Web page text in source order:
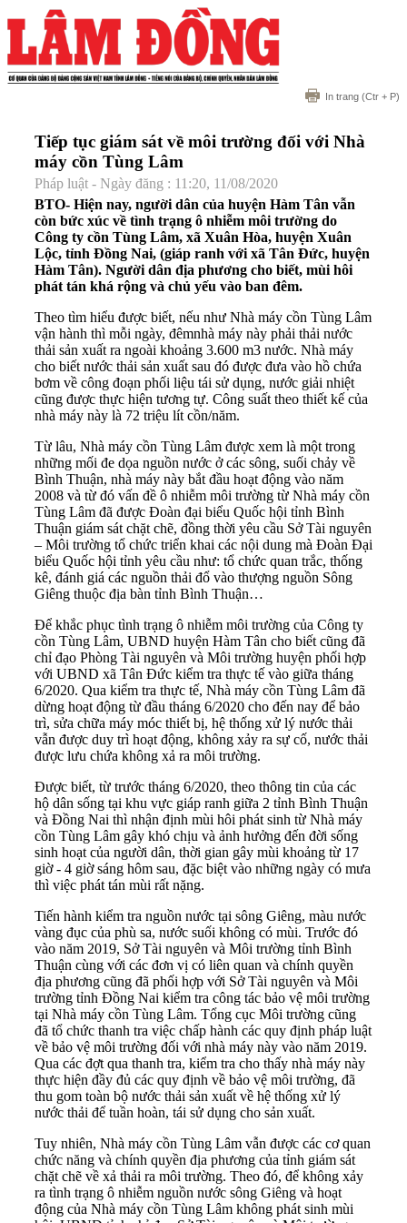
In trang (Ctr + P)
Tiếp tục giám sát về môi trường đối với Nhà
máy cồn Tùng Lâm
Pháp luật - Ngày đăng : 11:20, 11/08/2020
BTO- Hiện nay, người dân của huyện Hàm Tân vẫn
còn bức xúc về tình trạng ô nhiễm môi trường do
Công ty cồn Tùng Lâm, xã Xuân Hòa, huyện Xuân
Lộc, tỉnh Đồng Nai, (giáp ranh với xã Tân Đức, huyện
Hàm Tân). Người dân địa phương cho biết, mùi hôi
phát tán khá rộng và chủ yếu vào ban đêm.
Theo tìm hiểu được biết, nếu như Nhà máy cồn Tùng Lâm
vận hành thì mỗi ngày, đêmnhà máy này phải thải nước
thải sản xuất ra ngoài khoảng 3.600 m3 nước. Nhà máy
cho biết nước thải sản xuất sau đó được đưa vào hồ chứa
bơm về công đoạn phối liệu tái sử dụng, nước giải nhiệt
cũng được thực hiện tương tự. Công suất theo thiết kế của
nhà máy này là 72 triệu lít cồn/năm.
Từ lâu, Nhà máy cồn Tùng Lâm được xem là một trong
những mối đe dọa nguồn nước ở các sông, suối chảy về
Bình Thuận, nhà máy này bắt đầu hoạt động vào năm
2008 và từ đó vấn đề ô nhiễm môi trường từ Nhà máy cồn
Tùng Lâm đã được Đoàn đại biểu Quốc hội tỉnh Bình
Thuận giám sát chặt chẽ, đồng thời yêu cầu Sở Tài nguyên
– Môi trường tổ chức triển khai các nội dung mà Đoàn Đại
biểu Quốc hội tỉnh yêu cầu như: tổ chức quan trắc, thống
kê, đánh giá các nguồn thải đổ vào thượng nguồn Sông
Giêng thuộc địa bàn tỉnh Bình Thuận…
Để khắc phục tình trạng ô nhiễm môi trường của Công ty
cồn Tùng Lâm, UBND huyện Hàm Tân cho biết cũng đã
chỉ đạo Phòng Tài nguyên và Môi trường huyện phối hợp
với UBND xã Tân Đức kiểm tra thực tế vào giữa tháng
6/2020. Qua kiểm tra thực tế, Nhà máy cồn Tùng Lâm đã
dừng hoạt động từ đầu tháng 6/2020 cho đến nay để bảo
trì, sửa chữa máy móc thiết bị, hệ thống xử lý nước thải
vẫn được duy trì hoạt động, không xảy ra sự cố, nước thải
được lưu chứa không xả ra môi trường.
Được biết, từ trước tháng 6/2020, theo thông tin của các
hộ dân sống tại khu vực giáp ranh giữa 2 tỉnh Bình Thuận
và Đồng Nai thì nhận định mùi hôi phát sinh từ Nhà máy
cồn Tùng Lâm gây khó chịu và ảnh hưởng đến đời sống
sinh hoạt của người dân, thời gian gây mùi khoảng từ 17
giờ - 4 giờ sáng hôm sau, đặc biệt vào những ngày có mưa
thì việc phát tán mùi rất nặng.
Tiến hành kiểm tra nguồn nước tại sông Giêng, màu nước
vàng đục của phù sa, nước suối không có mùi. Trước đó
vào năm 2019, Sở Tài nguyên và Môi trường tỉnh Bình
Thuận cùng với các đơn vị có liên quan và chính quyền
địa phương cũng đã phối hợp với Sở Tài nguyên và Môi
trường tỉnh Đồng Nai kiểm tra công tác bảo vệ môi trường
tại Nhà máy cồn Tùng Lâm. Tổng cục Môi trường cũng
đã tổ chức thanh tra việc chấp hành các quy định pháp luật
về bảo vệ môi trường đối với nhà máy này vào năm 2019.
Qua các đợt qua thanh tra, kiểm tra cho thấy nhà máy này
thực hiện đầy đủ các quy định về bảo vệ môi trường, đã
thu gom toàn bộ nước thải sản xuất về hệ thống xử lý
nước thải để tuần hoàn, tái sử dụng cho sản xuất.
Tuy nhiên, Nhà máy cồn Tùng Lâm vẫn được các cơ quan
chức năng và chính quyền địa phương của tỉnh giám sát
chặt chẽ về xả thải ra môi trường. Theo đó, để không xảy
ra tình trạng ô nhiễm nguồn nước sông Giêng và hoạt
động của Nhà máy cồn Tùng Lâm không phát sinh mùi